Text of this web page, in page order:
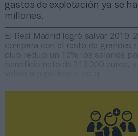
gastos de explotación ya se
millones.
El Real Madrid logró salvar 2019-
compara con el resto de grandes
club redujo un 10% los salarios